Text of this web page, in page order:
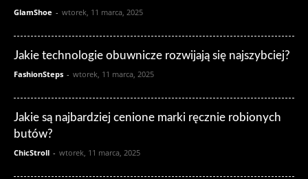
GlamShoe - wtorek, 11 marca, 2025
Jakie technologie obuwnicze rozwijają się najszybciej?
FashionSteps - wtorek, 11 marca, 2025
Jakie są najbardziej cenione marki ręcznie robionych
butów?
ChicStroll - wtorek, 11 marca, 2025